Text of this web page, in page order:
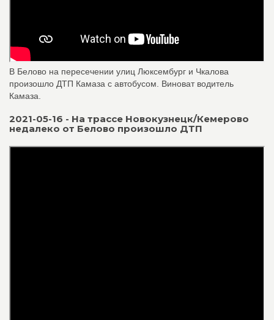
В Белово на пересечении улиц Люксембург и Чкалова
произошло ДТП Камаза с автобусом. Виноват водитель
Камаза.
2021-05-16 - На трассе Новокузнецк/Кемерово
недалеко от Белово произошло ДТП